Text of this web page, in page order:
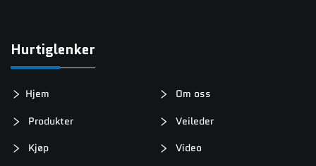
Hurtiglenker
Hjem
Om oss
Produkter
Veileder
Kjøp
Video